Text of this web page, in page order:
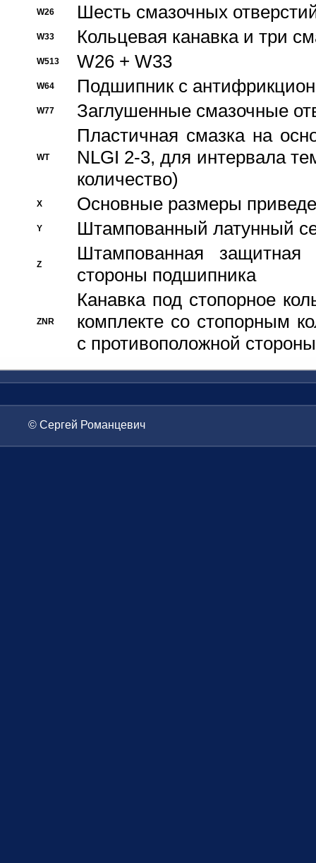
W26 Шесть смазочных
W33 Кольцевая канавка и три
W513 W26 + W33
W64 Подшипник с
W77 Заглушенные смазочные
WT
Пластичная смазка на
NLGI 2-3, для интервала
количество)
X Основные размеры
Y Штампованный латунный
Z
Штампованная
стороны подшипника
ZNR
Канавка под стопорное
комплекте со стопорным
с противоположной стороны
© Сергей Романцевич